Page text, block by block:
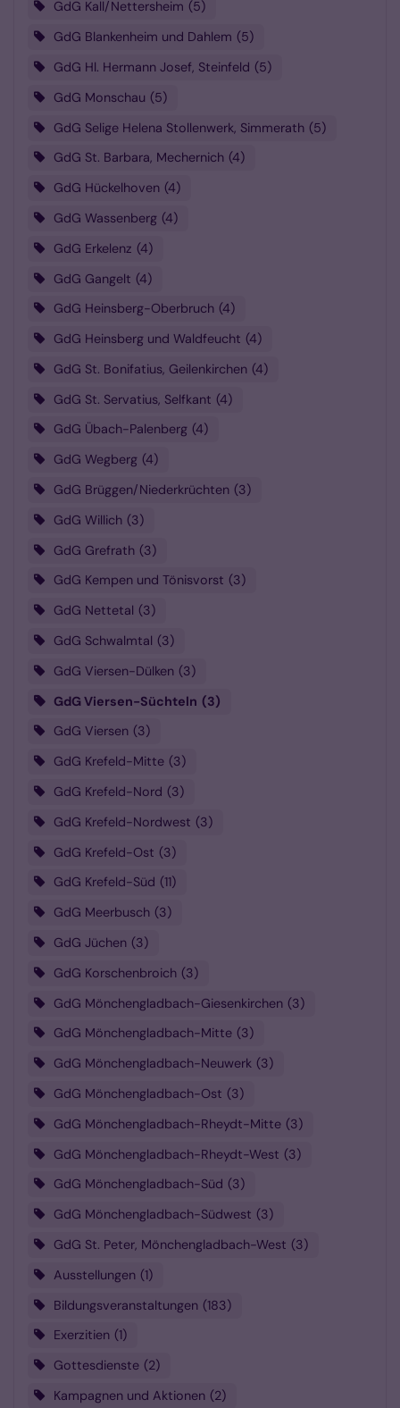
GdG Kall/Nettersheim
5
GdG Blankenheim und Dahlem 5
GdG Hl. Hermann Josef, Steinfeld 5
GdG Monschau 5
GdG Selige Helena Stollenwerk, Simmerath 5
GdG St. Barbara, Mechernich 4
GdG Hückelhoven 4
GdG Wassenberg 4
GdG Erkelenz 4
GdG Gangelt 4
GdG Heinsberg-Oberbruch 4
GdG Heinsberg und Waldfeucht 4
GdG St. Bonifatius, Geilenkirchen 4
GdG St. Servatius, Selfkant 4
GdG Übach-Palenberg 4
GdG Wegberg 4
GdG Brüggen/Niederkrüchten 3
GdG Willich 3
GdG Grefrath 3
GdG Kempen und Tönisvorst
3
GdG Nettetal 3
GdG Schwalmtal 3
GdG Viersen-Dülken 3
GdG Viersen-Süchteln
3
GdG Viersen
3
GdG Krefeld-Mitte 3
GdG Krefeld-Nord 3
GdG Krefeld-Nordwest 3
GdG Krefeld-Ost 3
GdG Krefeld-Süd
11
GdG Meerbusch 3
GdG Jüchen 3
GdG Korschenbroich 3
GdG Mönchengladbach-Giesenkirchen 3
GdG Mönchengladbach-Mitte
3
GdG Mönchengladbach-Neuwerk 3
GdG Mönchengladbach-Ost 3
GdG Mönchengladbach-Rheydt-Mitte 3
GdG Mönchengladbach-Rheydt-West 3
GdG Mönchengladbach-Süd
3
GdG Mönchengladbach-Südwest 3
GdG St. Peter, Mönchengladbach-West 3
Ausstellungen 1
Bildungsveranstaltungen 183
Exerzitien 1
Gottesdienste 2
Kampagnen und Aktionen 2